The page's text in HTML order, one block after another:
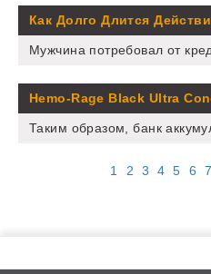
Как Долго Длится
Мужчина потребовал от
Hemo-Rage Black Ultra
Таким образом, банк
1
2 3 4 5 6 7